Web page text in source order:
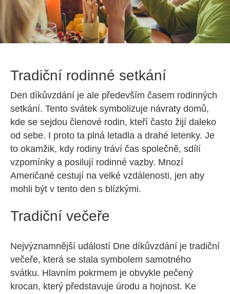
Tradiční rodinné setkání
Den díkůvzdání je ale především časem rodinných
setkání. Tento svátek symbolizuje návraty domů,
kde se sejdou členové rodin, kteří často žijí daleko
od sebe. I proto ta plná letadla a drahé letenky. Je
to okamžik, kdy rodiny tráví čas společně, sdílí
vzpomínky a posilují rodinné vazby. Mnozí
Američané cestují na velké vzdálenosti, jen aby
mohli být v tento den s blízkými.
Tradiční večeře
Nejvýznamnější událostí Dne díkůvzdání je tradiční
večeře, která se stala symbolem samotného
svátku. Hlavním pokrmem je obvykle pečený
krocan, který představuje úrodu a hojnost. Ke